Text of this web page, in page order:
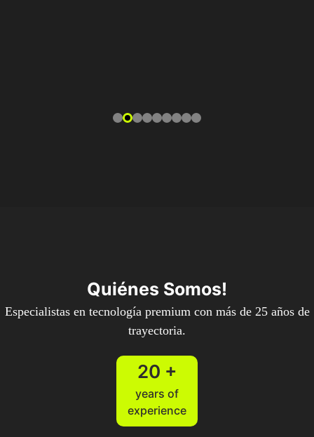
Quiénes Somos!
Especialistas en tecnología premium con más de 25 años de
trayectoria.
20 +
years of
experience